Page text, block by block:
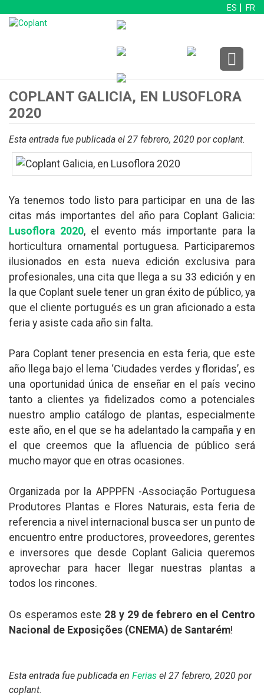
ES FR
COPLANT GALICIA, EN LUSOFLORA
2020
Esta entrada fue publicada el 27 febrero, 2020 por coplant.
Ya tenemos todo listo para participar en una de las
citas más importantes del año para Coplant Galicia:
Lusoflora 2020, el evento más importante para la
horticultura ornamental portuguesa. Participaremos
ilusionados en esta nueva edición exclusiva para
profesionales, una cita que llega a su 33 edición y en
la que Coplant suele tener un gran éxito de público, ya
que el cliente portugués es un gran aficionado a esta
feria y asiste cada año sin falta.
Para Coplant tener presencia en esta feria, que este
año llega bajo el lema ‘Ciudades verdes y floridas’, es
una oportunidad única de enseñar en el país vecino
tanto a clientes ya fidelizados como a potenciales
nuestro amplio catálogo de plantas, especialmente
este año, en el que se ha adelantado la campaña y en
el que creemos que la afluencia de público será
mucho mayor que en otras ocasiones.
Organizada por la APPPFN -Associação Portuguesa
Produtores Plantas e Flores Naturais, esta feria de
referencia a nivel internacional busca ser un punto de
encuentro entre productores, proveedores, gerentes
e inversores que desde Coplant Galicia queremos
aprovechar para hacer llegar nuestras plantas a
todos los rincones.
Os esperamos este 28 y 29 de febrero en el Centro
Nacional de Exposições (CNEMA) de Santarém!
Esta entrada fue publicada en Ferias el 27 febrero, 2020 por
coplant.